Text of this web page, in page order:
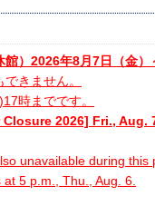
館）2026年8月7日（金）
きません。
時までです。
2026] Fri., Aug.
unavailable during this
5 p.m., Thu., Aug. 6.